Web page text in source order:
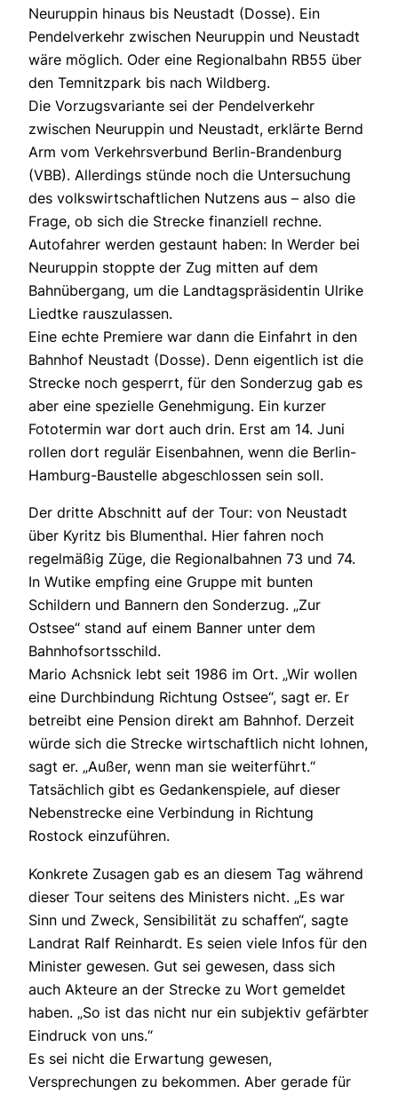
Neuruppin hinaus bis Neustadt (Dosse). Ein
Pendelverkehr zwischen Neuruppin und Neustadt
wäre möglich. Oder eine Regionalbahn RB55 über
den Temnitzpark bis nach Wildberg.
Die Vorzugsvariante sei der Pendelverkehr
zwischen Neuruppin und Neustadt, erklärte Bernd
Arm vom Verkehrsverbund Berlin-Brandenburg
(VBB). Allerdings stünde noch die Untersuchung
des volkswirtschaftlichen Nutzens aus – also die
Frage, ob sich die Strecke finanziell rechne.
Autofahrer werden gestaunt haben: In Werder bei
Neuruppin stoppte der Zug mitten auf dem
Bahnübergang, um die Landtagspräsidentin Ulrike
Liedtke rauszulassen.
Eine echte Premiere war dann die Einfahrt in den
Bahnhof Neustadt (Dosse). Denn eigentlich ist die
Strecke noch gesperrt, für den Sonderzug gab es
aber eine spezielle Genehmigung. Ein kurzer
Fototermin war dort auch drin. Erst am 14. Juni
rollen dort regulär Eisenbahnen, wenn die Berlin-
Hamburg-Baustelle abgeschlossen sein soll.
Der dritte Abschnitt auf der Tour: von Neustadt
über Kyritz bis Blumenthal. Hier fahren noch
regelmäßig Züge, die Regionalbahnen 73 und 74.
In Wutike empfing eine Gruppe mit bunten
Schildern und Bannern den Sonderzug. „Zur
Ostsee“ stand auf einem Banner unter dem
Bahnhofsortsschild.
Mario Achsnick lebt seit 1986 im Ort. „Wir wollen
eine Durchbindung Richtung Ostsee“, sagt er. Er
betreibt eine Pension direkt am Bahnhof. Derzeit
würde sich die Strecke wirtschaftlich nicht lohnen,
sagt er. „Außer, wenn man sie weiterführt.“
Tatsächlich gibt es Gedankenspiele, auf dieser
Nebenstrecke eine Verbindung in Richtung
Rostock einzuführen.
Konkrete Zusagen gab es an diesem Tag während
dieser Tour seitens des Ministers nicht. „Es war
Sinn und Zweck, Sensibilität zu schaffen“, sagte
Landrat Ralf Reinhardt. Es seien viele Infos für den
Minister gewesen. Gut sei gewesen, dass sich
auch Akteure an der Strecke zu Wort gemeldet
haben. „So ist das nicht nur ein subjektiv gefärbter
Eindruck von uns.“
Es sei nicht die Erwartung gewesen,
Versprechungen zu bekommen. Aber gerade für